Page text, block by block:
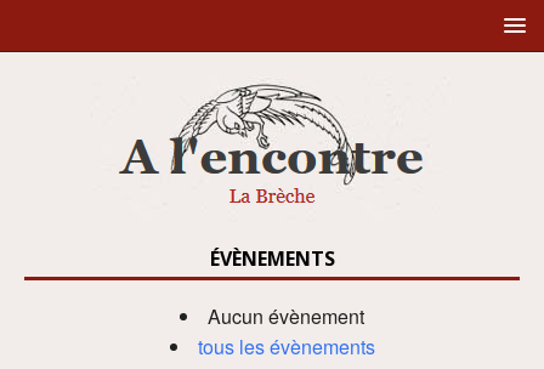
ÉVÈNEMENTS
Aucun évènement
tous les évènements